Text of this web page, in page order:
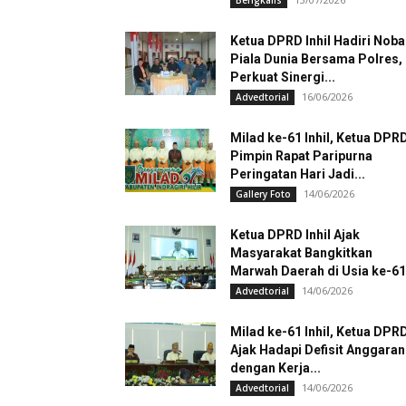
Ketua DPRD Inhil Hadiri
Piala Dunia Bersama Polres,
Perkuat Sinergi...
Advedtorial 16/06/2026
Milad ke-61 Inhil, Ketua
Pimpin Rapat Paripurna
Peringatan Hari Jadi...
Gallery Foto 14/06/2026
Ketua DPRD Inhil Ajak
Masyarakat Bangkitkan
Marwah Daerah di Usia ke-61
Advedtorial 14/06/2026
Milad ke-61 Inhil, Ketua
Ajak Hadapi Defisit Anggaran
dengan Kerja...
Advedtorial 14/06/2026